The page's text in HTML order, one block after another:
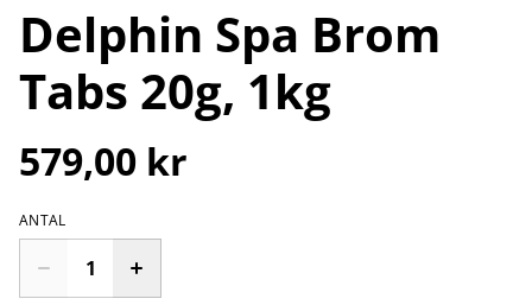
Delphin Spa Brom
Tabs 20g, 1kg
579,00 kr
ANTAL